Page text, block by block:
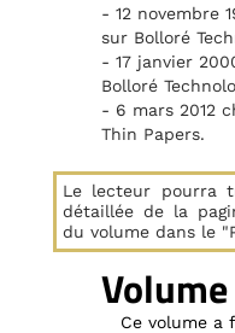
- 12 novembre
sur Bolloré
- 17 janvier
Bolloré
- 6 mars 2012
Thin Papers.
Ce volume a
Le lecteur pourra
détaillée de la
du volume dans le